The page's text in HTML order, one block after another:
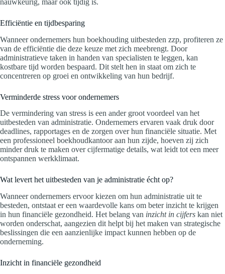
Efficiëntie en tijdbesparing
Wanneer ondernemers hun boekhouding uitbesteden zzp, profiteren ze
van de efficiëntie die deze keuze met zich meebrengt. Door
administratieve taken in handen van specialisten te leggen, kan
kostbare tijd worden bespaard. Dit stelt hen in staat om zich te
concentreren op groei en ontwikkeling van hun bedrijf.
Verminderde stress voor ondernemers
De vermindering van stress is een ander groot voordeel van het
uitbesteden van administratie. Ondernemers ervaren vaak druk door
deadlines, rapportages en de zorgen over hun financiële situatie. Met
een professioneel boekhoudkantoor aan hun zijde, hoeven zij zich
minder druk te maken over cijfermatige details, wat leidt tot een meer
ontspannen werkklimaat.
Wat levert het uitbesteden van je administratie écht op?
Wanneer ondernemers ervoor kiezen om hun administratie uit te
besteden, ontstaat er een waardevolle kans om beter inzicht te krijgen
in hun financiële gezondheid. Het belang van inzicht in cijfers kan niet
worden onderschat, aangezien dit helpt bij het maken van strategische
beslissingen die een aanzienlijke impact kunnen hebben op de
onderneming.
Inzicht in financiële gezondheid